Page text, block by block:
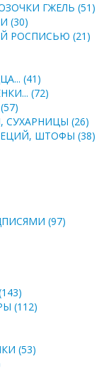
ГЖЕЛЬ (51)
(30)
РОСПИСЬЮ (21)
(41)
(72)
(26)
ШТОФЫ (38)
(97)
(112)
(53)